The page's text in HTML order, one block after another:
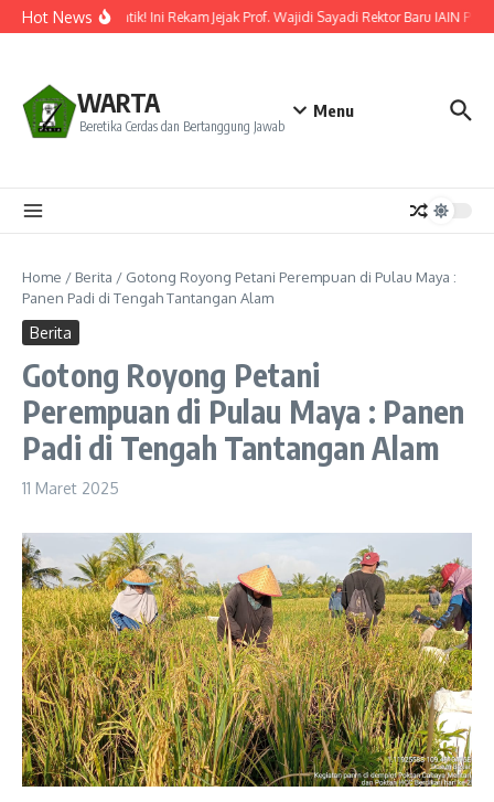
Lewati ke konten
Hot News
Resmi Dilantik! Ini Rekam Jejak Prof. Wajidi Sayadi Rektor Baru IAIN
WARTA
Beretika Cerdas dan Bertanggung Jawab
Menu
Home / Berita / Gotong Royong Petani Perempuan di Pulau Maya :
Panen Padi di Tengah Tantangan Alam
Berita
Gotong Royong Petani
Perempuan di Pulau Maya : Panen
Padi di Tengah Tantangan Alam
11 Maret 2025